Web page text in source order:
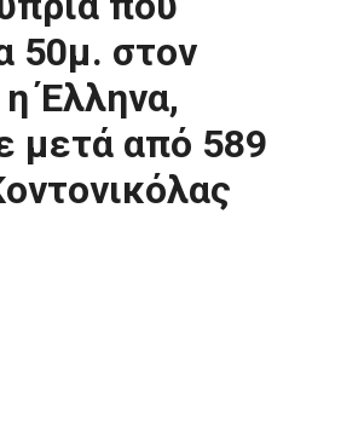
50μ. στον
Έλληνα,
μετά από 589